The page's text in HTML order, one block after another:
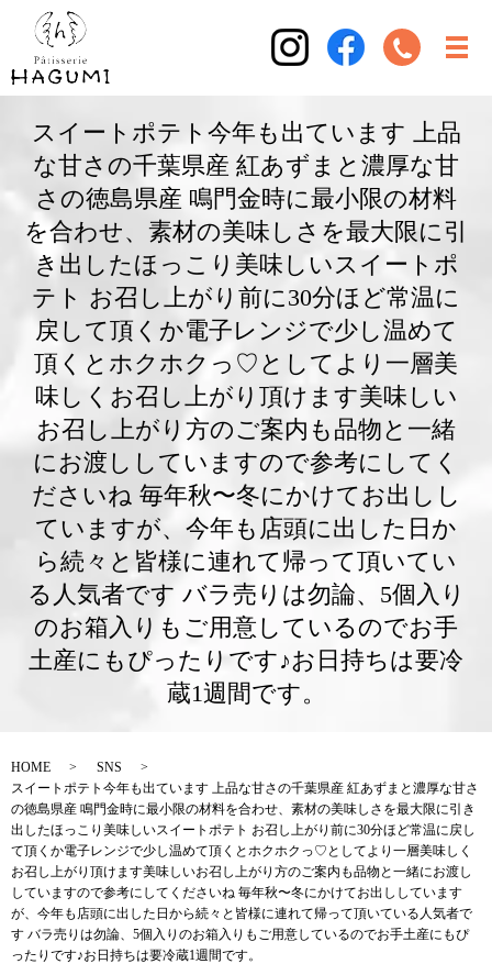
スイートポテト今年も出ています 上品
な甘さの千葉県産 紅あずまと濃厚な甘
さの徳島県産 鳴門金時に最小限の材料
を合わせ、素材の美味しさを最大限に引
き出したほっこり美味しいスイートポ
テト お召し上がり前に30分ほど常温に
戻して頂くか電子レンジで少し温めて
頂くとホクホクっ♡としてより一層美
味しくお召し上がり頂けます美味しい
お召し上がり方のご案内も品物と一緒
にお渡ししていますので参考にしてく
ださいね 毎年秋〜冬にかけてお出しし
ていますが、今年も店頭に出した日か
ら続々と皆様に連れて帰って頂いてい
る人気者です バラ売りは勿論、5個入り
のお箱入りもご用意しているのでお手
土産にもぴったりです♪お日持ちは要冷
蔵1週間です。
HOME
SNS
スイートポテト今年も出ています 上品な甘さの千葉県産 紅あずまと濃厚な甘さ
の徳島県産 鳴門金時に最小限の材料を合わせ、素材の美味しさを最大限に引き
出したほっこり美味しいスイートポテト お召し上がり前に30分ほど常温に戻し
て頂くか電子レンジで少し温めて頂くとホクホクっ♡としてより一層美味しく
お召し上がり頂けます美味しいお召し上がり方のご案内も品物と一緒にお渡し
していますので参考にしてくださいね 毎年秋〜冬にかけてお出ししています
が、今年も店頭に出した日から続々と皆様に連れて帰って頂いている人気者で
す バラ売りは勿論、5個入りのお箱入りもご用意しているのでお手土産にもぴ
ったりです♪お日持ちは要冷蔵1週間です。